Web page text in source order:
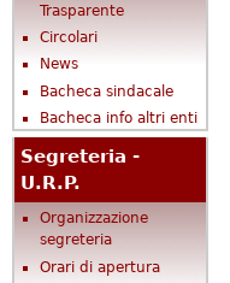
Trasparente
Circolari
News
Bacheca sindacale
Bacheca info altri enti
Segreteria -
U.R.P.
Organizzazione
segreteria
Orari di apertura